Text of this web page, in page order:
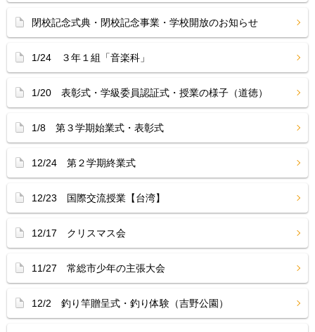
閉校記念式典・閉校記念事業・学校開放のお知らせ
1/24 ３年１組「音楽科」
1/20 表彰式・学級委員認証式・授業の様子（道徳）
1/8 第３学期始業式・表彰式
12/24 第２学期終業式
12/23 国際交流授業【台湾】
12/17 クリスマス会
11/27 常総市少年の主張大会
12/2 釣り竿贈呈式・釣り体験（吉野公園）